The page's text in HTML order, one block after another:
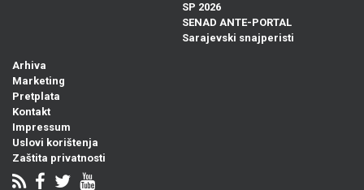
SP 2026
SENAD ANTE-PORTAL
Sarajevski snajperisti
Arhiva
Marketing
Pretplata
Kontakt
Impressum
Uslovi korištenja
Zaštita privatnosti